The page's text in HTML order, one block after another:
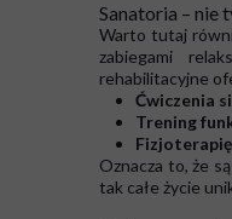
Sanatoria – nie
Warto tutaj
zabiegami
rehabilitacyjne
Ćwiczenia
Trening
Oznacza to, że
tak całe życie